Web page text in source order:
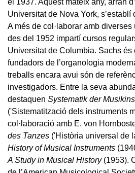
Universitat de Nova York,
A més de col·laborar amb
des del 1952 impartí cursos
Universitat de Columbia. Sachs és
fundadors de l’organologia
treballs encara avui són de
investigadors. Entre la seva
destaquen Systematik der
('Sistematització dels instruments
col·laboració amb E. von
des Tanzes ('Història universal de
History of Musical Instruments
A Study in Musical History(1953).